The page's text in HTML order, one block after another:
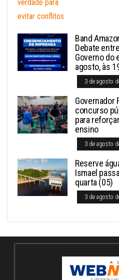
Band
Debate
Governo do
agosto, às
3 de agosto
Governador
concurso
para
ensino
3 de agosto
Reserve
Ismael
quarta (05)
3 de agosto